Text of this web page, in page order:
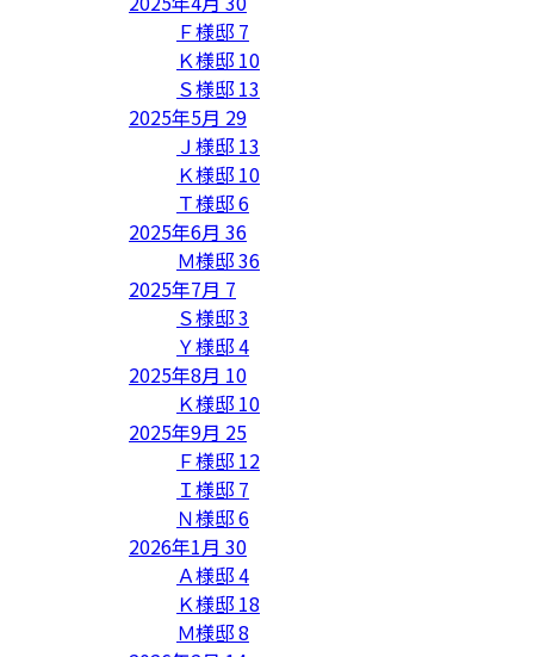
Ｆ様邸 7
Ｋ様邸 10
Ｓ様邸 13
2025年5月 29
Ｊ様邸 13
Ｋ様邸 10
Ｔ様邸6
2025年6月 36
Ｍ様邸36
2025年7月 7
Ｓ様邸3
Ｙ様邸4
2025年8月 10
Ｋ様邸 10
2025年9月 25
Ｆ様邸 12
Ｉ様邸 7
Ｎ様邸6
2026年1月 30
Ａ様邸4
Ｋ様邸 18
Ｍ様邸8